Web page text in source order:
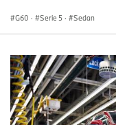
G60 · Serie 5 · Sedan